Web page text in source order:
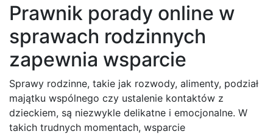
Prawnik porady online w
sprawach rodzinnych
zapewnia wsparcie
Sprawy rodzinne, takie jak rozwody, alimenty, podział
majątku wspólnego czy ustalenie kontaktów z
dzieckiem, są niezwykle delikatne i emocjonalne. W
takich trudnych momentach, wsparcie